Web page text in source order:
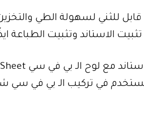
للثني لسهولة الطي والتخزين
الاستاند وتثبيت الطباعة
في تركيب الـ بي في سي